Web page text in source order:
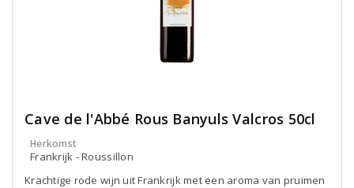
Cave de l'Abbé Rous Banyuls Valcros 50cl
Herkomst
Frankrijk - Roussillon
Krachtige rode wijn uit Frankrijk met een aroma van pruimen